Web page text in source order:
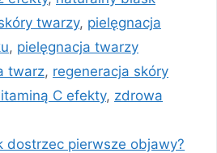
twarzy, pielęgnacja
, pielęgnacja twarzy
twarz, regeneracja skóry
C efekty, zdrowa
dostrzec pierwsze objawy?